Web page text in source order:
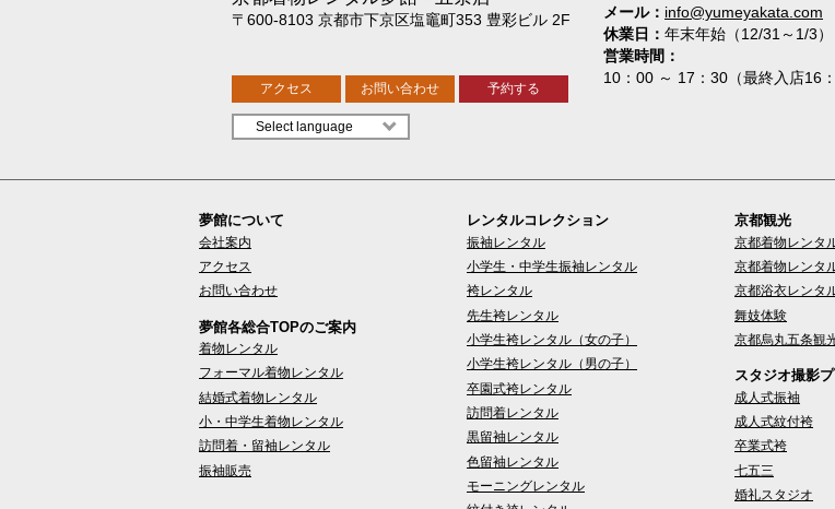
メール
info@yumeyakata.com
休業日
年末年始（12/31～1/3）
営業時間
10：00 ～ 17：30（最終入店16：
〒600-8103 京都市下京区塩竈町353 豊彩ビル 2F
アクセス お問い合わせ 予約する
夢館について
会社案内
アクセス
お問い合わせ
夢館各総合TOPのご案内
着物レンタル
フォーマル着物レンタル
結婚式着物レンタル
小・中学生着物レンタル
訪問着・留袖レンタル
振袖販売
レンタルコレクション
振袖レンタル
小学生・中学生振袖レンタル
袴レンタル
先生袴レンタル
小学生袴レンタル（女の子）
小学生袴レンタル（男の子）
卒園式袴レンタル
訪問着レンタル
黒留袖レンタル
色留袖レンタル
モーニングレンタル
京都観光
京都着物レンタ
京都着物レンタ
京都浴衣レンタ
舞妓体験
京都烏丸五条観
スタジオ撮影
成人式振袖
成人式紋付袴
卒業式袴
七五三
婚礼スタジオ